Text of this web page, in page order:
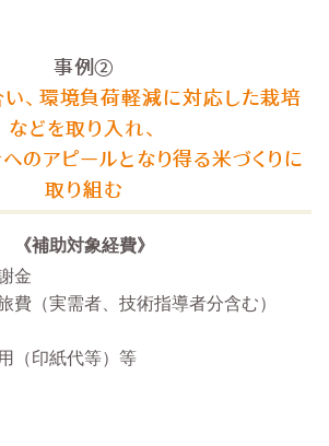
事例②
、環境負荷軽減に対応した栽培
などを取り入れ、
のアピールとなり得る米づくりに
取り組む
《補助対象経費》
金
費（実需者、技術指導者分含む）
（印紙代等）等